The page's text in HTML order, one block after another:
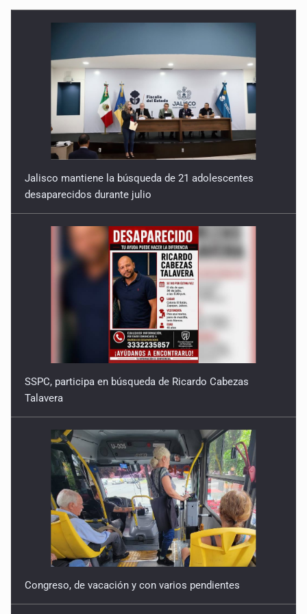
Jalisco mantiene la búsqueda de 21 adolescentes
desaparecidos durante julio
SSPC, participa en búsqueda de Ricardo Cabezas
Talavera
Congreso, de vacación y con varios pendientes